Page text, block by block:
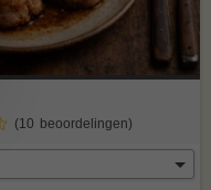
(10 beoordelingen)